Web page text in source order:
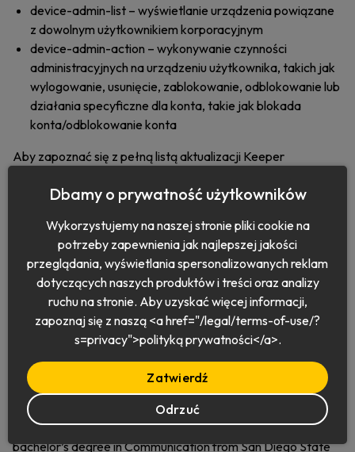
device-admin-list – wyświetlanie urządzenia powiązane
z dowolnym użytkownikiem korporacyjnym
device-admin-action – wykonywanie czynności
administracyjnych na urządzeniu użytkownika, takich jak
wylogowanie, usunięcie, zablokowanie, odblokowanie lub
działania specyficzne dla konta, takie jak blokada
konta/odblokowanie konta
Aby zapoznać się z pełną listą aktualizacji Keeper
Rachel Gessner
Rachel Gessner is a Product Manager and contributing
writer for Keeper Security. Leading documentation and
video content for Keeper’s Product Team, Rachel helps drive
product updates and new features from inception to launch.
She leverages both her thorough product knowledge and
communication skills to deliver Keeper’s technical content to
end-users, in a digestible, friendly way. Rachel holds a
bachelor’s degree in Communication from San Diego State
Dbamy o prywatność użytkowników
Wykorzystujemy na naszej stronie pliki cookie na
potrzeby zapewnienia jak najlepszej jakości
przeglądania, wyświetlania spersonalizowanych reklam
dotyczących naszych produktów i treści oraz analizy
ruchu na stronie. Aby uzyskać więcej informacji,
zapoznaj się z naszą <a href="/legal/terms-of-use/?
s=privacy">polityką prywatności</a>.
Zatwierdź
Odrzuć